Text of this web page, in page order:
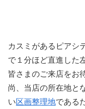
カスミがあるピアシ
で１分ほど直進した
皆さまのご来店をお
尚、当店の所在地と
い区画整理地である